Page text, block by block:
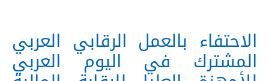
الاحتفاء بالعمل الرقابي العربي
المشترك في اليوم العربي